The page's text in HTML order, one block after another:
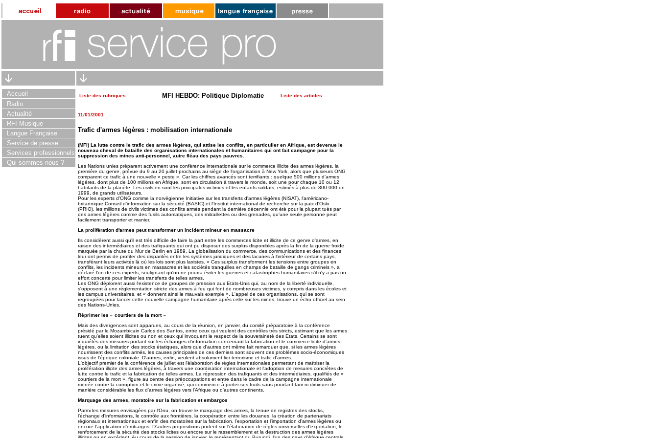
Accueil
Radio
Actualité
RFI Musique
Langue Française
Service de presse
Services professionnels
Qui sommes-nous ?
Liste des rubriques MFI HEBDO: Politique Diplomatie Liste des articles
11/01/2001
Trafic d'armes légères : mobilisation internationale
(MFI) La lutte contre le trafic des armes légères, qui attise les conflits, en particulier en Afrique, est devenue le
nouveau cheval de bataille des organisations internationales et humanitaires qui ont fait campagne pour la
suppression des mines anti-personnel, autre fléau des pays pauvres.
Les Nations unies préparent activement une conférence internationale sur le commerce illicite des armes légères, la
première du genre, prévue du 9 au 20 juillet prochains au siège de l'organisation à New York, alors que plusieurs ONG
comparent ce trafic à une nouvelle « peste ». Car les chiffres avancés sont terrifiants : quelque 500 millions d'armes
légères, dont plus de 100 millions en Afrique, sont en circulation à travers le monde, soit une pour chaque 10 ou 12
habitants de la planète. Les civils en sont les principales victimes et les enfants-soldats, estimés à plus de 300 000 en
1999, de grands utilisateurs.
Pour les experts d'ONG comme la norvégienne Initiative sur les transferts d'armes légères (NISAT), l'américano-
britannique Conseil d'information sur la sécurité (BASIC) et l'Institut international de recherche sur la paix d'Oslo
(PRIO), les millions de civils victimes des conflits armés pendant la dernière décennie ont été pour la plupart tués par
des armes légères comme des fusils automatiques, des mitraillettes ou des grenades, qu'une seule personne peut
facilement transporter et manier.
La prolifération d'armes peut transformer un incident mineur en massacre
Ils considèrent aussi qu'il est très difficile de faire la part entre les commerces licite et illicite de ce genre d'armes, en
raison des intermédiaires et des trafiquants qui ont pu disposer des surplus disponibles après la fin de la guerre froide
marquée par la chute du Mur de Berlin en 1989. La globalisation du commerce, des communications et des finances
leur ont permis de profiter des disparités entre les systèmes juridiques et des lacunes à l'intérieur de certains pays,
transférant leurs activités là où les lois sont plus laxistes. « Ces surplus transforment les tensions entre groupes en
conflits, les incidents mineurs en massacres et les sociétés tranquilles en champs de bataille de gangs criminels », a
déclaré l'un de ces experts, soulignant qu'on ne pourra éviter les guerres et catastrophes humanitaires s'il n'y a pas un
effort concerté pour limiter les transferts de telles armes.
Les ONG déplorent aussi l'existence de groupes de pression aux Etats-Unis qui, au nom de la liberté individuelle,
s'opposent à une réglementation stricte des armes à feu qui font de nombreuses victimes, y compris dans les écoles et
les campus universitaires, et « donnent ainsi le mauvais exemple ». L'appel de ces organisations, qui se sont
regroupées pour lancer cette nouvelle campagne humanitaire après celle sur les mines, trouve un écho officiel au sein
des Nations-Unies.
Réprimer les « courtiers de la mort »
Mais des divergences sont apparues, au cours de la réunion, en janvier, du comité préparatoire à la conférence
présidé par le Mozambicain Carlos dos Santos, entre ceux qui veulent des contrôles très stricts, estimant que les armes
tuent qu'elles soient illicites ou non et ceux qui invoquent le respect de la souveraineté des Etats. Certains se sont
inquiétés des mesures portant sur les échanges d'information concernant la fabrication et le commerce licite d'armes
légères, ou la limitation des stocks étatiques, alors que d'autres ont même fait remarquer que, si les armes légères
nourrissent des conflits armés, les causes principales de ces derniers sont souvent des problèmes socio-économiques
issus de l'époque coloniale. D'autres, enfin, veulent absolument lier terrorisme et trafic d'armes.
L'objectif premier de la conférence de juillet est l'élaboration de règles internationales permettant de maîtriser la
prolifération illicite des armes légères, à travers une coordination internationale et l'adoption de mesures concrètes de
lutte contre le trafic et la fabrication de telles armes. La répression des trafiquants et des intermédiaires, qualifiés de «
courtiers de la mort », figure au centre des préoccupations et entre dans le cadre de la campagne internationale
menée contre la corruption et le crime organisé, qui commence à porter ses fruits sans pourtant tarir ni diminuer de
manière considérable les flux d'armes légères vers l'Afrique ou d'autres continents.
Marquage des armes, moratoire sur la fabrication et embargos
Parmi les mesures envisagées par l'Onu, on trouve le marquage des armes, la tenue de registres des stocks,
l'échange d'informations, le contrôle aux frontières, la coopération entre les douanes, la création de partenariats
régionaux et internationaux et enfin des moratoires sur la fabrication, l'exportation et l'importation d'armes légères ou
encore l'application d'embargos. D'autres propositions portent sur l'élaboration de règles universelles d'exportation, le
renforcement de la sécurité des stocks licites ou encore sur le rassemblement et la destruction des armes légères